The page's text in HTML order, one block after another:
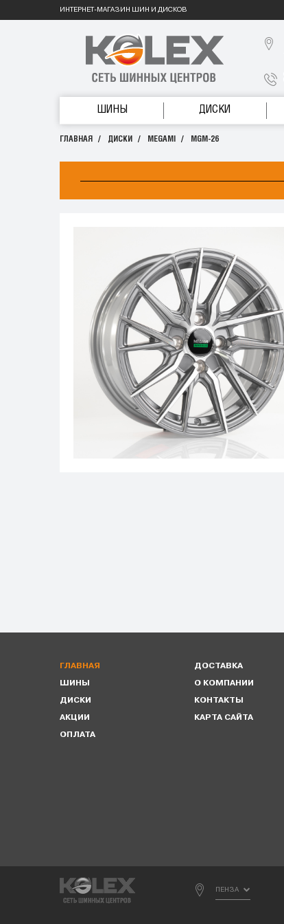
ИНТЕРНЕТ-МАГАЗИН ШИН И ДИСКОВ
ШИНЫ ДИСКИ
ГЛАВНАЯ ДИСКИ MEGAMI MGM-26
ГЛАВНАЯ
ШИНЫ
ДИСКИ
АКЦИИ
ОПЛАТА
ДОСТАВКА
О КОМПАНИИ
КОНТАКТЫ
КАРТА САЙТА
ПЕНЗА